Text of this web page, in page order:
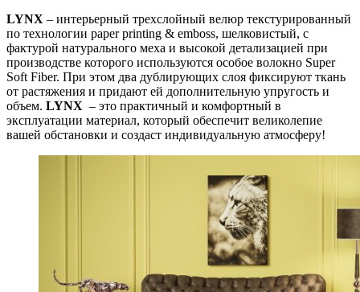
LYNX – интерьерный трехслойный велюр текстурированный
по технологии paper printing & emboss, шелковистый, с
фактурой натурального меха и высокой детализацией при
производстве которого используются особое волокно Super
Soft Fiber. При этом два дублирующих слоя фиксируют ткань
от растяжения и придают ей дополнительную упругость и
объем. LYNX – это практичный и комфортный в
эксплуатации материал, который обеспечит великолепие
вашей обстановки и создаст индивидуальную атмосферу!